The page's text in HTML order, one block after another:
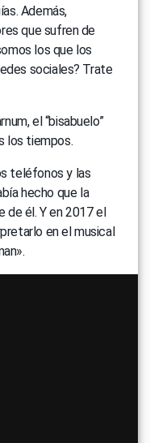
Además,
que sufren de
los que los
sociales? Trate
el “bisabuelo”
los tiempos.
teléfonos y las
hecho que la
de él. Y en 2017 el
en el musical